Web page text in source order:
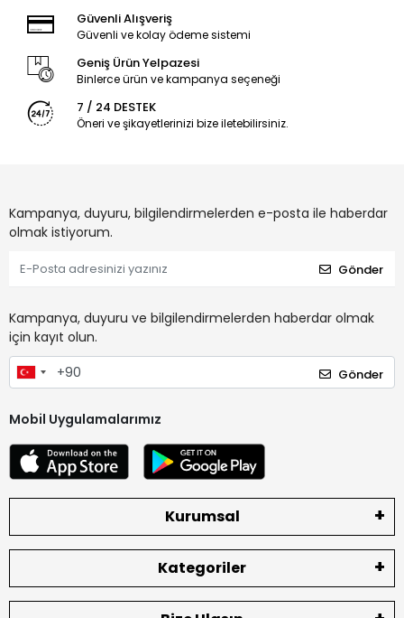
Güvenli Alışveriş
Güvenli ve kolay ödeme sistemi
Geniş Ürün Yelpazesi
Binlerce ürün ve kampanya seçeneği
7 / 24 DESTEK
Öneri ve şikayetlerinizi bize iletebilirsiniz.
Kampanya, duyuru, bilgilendirmelerden e-posta ile haberdar
olmak istiyorum.
Gönder
Kampanya, duyuru ve bilgilendirmelerden haberdar olmak
için kayıt olun.
Gönder
Mobil Uygulamalarımız
Kurumsal
Kategoriler